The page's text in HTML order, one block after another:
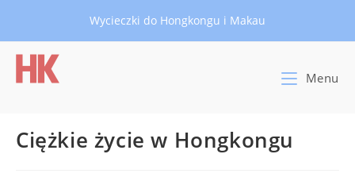
Wycieczki do Hongkongu i Makau
Menu
Ciężkie życie w Hongkongu